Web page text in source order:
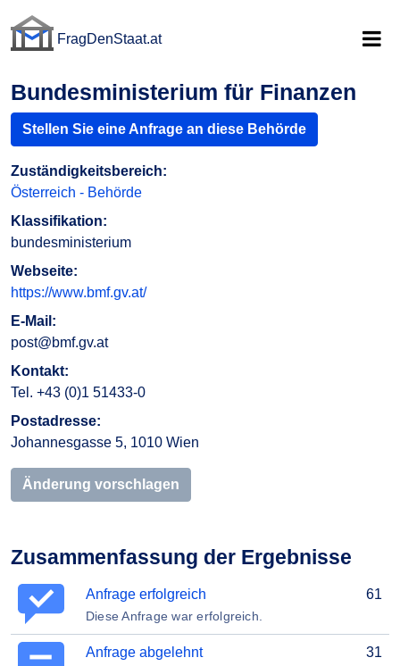
FragDenStaat.at
Bundesministerium für Finanzen
Stellen Sie eine Anfrage an diese Behörde
Zuständigkeitsbereich:
Österreich - Behörde
Klassifikation:
bundesministerium
Webseite:
https://www.bmf.gv.at/
E-Mail:
post@bmf.gv.at
Kontakt:
Tel. +43 (0)1 51433-0
Postadresse:
Johannesgasse 5, 1010 Wien
Änderung vorschlagen
Zusammenfassung der Ergebnisse
Anfrage erfolgreich
Diese Anfrage war erfolgreich.
61
Anfrage abgelehnt 31